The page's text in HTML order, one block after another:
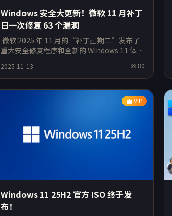
Windows 安全大更新！微软 11 月补丁
日一次修复 63 个漏洞
微软 2025 年 11 月的“补丁星期二”发布了
重大安全修复程序和全新的 Windows 11 体验
性。此次更新引入
2025-11-13 80
VIP
Windows 11 25H2 官方 ISO 终于发
布！